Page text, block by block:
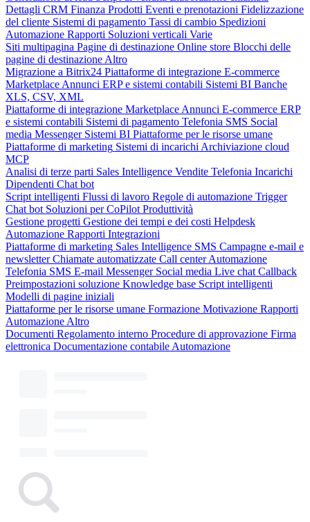
Dettagli CRM Finanza Prodotti Eventi e prenotazioni Fidelizzazione
del cliente Sistemi di pagamento Tassi di cambio Spedizioni
Automazione Rapporti Soluzioni verticali Varie
Siti multipagina Pagine di destinazione Online store Blocchi delle
pagine di destinazione Altro
Migrazione a Bitrix24 Piattaforme di integrazione E-commerce
Marketplace Annunci ERP e sistemi contabili Sistemi BI Banche
XLS, CSV, XML
Piattaforme di integrazione Marketplace Annunci E-commerce ERP
e sistemi contabili Sistemi di pagamento Telefonia SMS Social
media Messenger Sistemi BI Piattaforme per le risorse umane
Piattaforme di marketing Sistemi di incarichi Archiviazione cloud
MCP
Analisi di terze parti Sales Intelligence Vendite Telefonia Incarichi
Dipendenti Chat bot
Script intelligenti Flussi di lavoro Regole di automazione Trigger
Chat bot Soluzioni per CoPilot Produttività
Gestione progetti Gestione dei tempi e dei costi Helpdesk
Automazione Rapporti Integrazioni
Piattaforme di marketing Sales Intelligence SMS Campagne e-mail e
newsletter Chiamate automatizzate Call center Automazione
Telefonia SMS E-mail Messenger Social media Live chat Callback
Preimpostazioni soluzione Knowledge base Script intelligenti
Modelli di pagine iniziali
Piattaforme per le risorse umane Formazione Motivazione Rapporti
Automazione Altro
Documenti Regolamento interno Procedure di approvazione Firma
elettronica Documentazione contabile Automazione